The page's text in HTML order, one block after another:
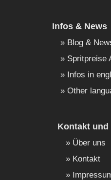
Infos & News
Blog &
Spritpreise
Infos in
Other
Kontakt
Über uns
Kontakt